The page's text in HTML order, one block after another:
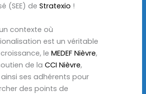
(SEE) de Stratexio !
contexte où
est un véritable
le MEDEF Nièvre,
de la CCI Nièvre,
ses adhérents pour
des points de